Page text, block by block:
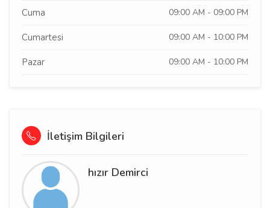
Cuma 09:00 AM - 09:00 PM
Cumartesi 09:00 AM - 10:00 PM
Pazar 09:00 AM - 10:00 PM
İletişim Bilgileri
hızır Demirci